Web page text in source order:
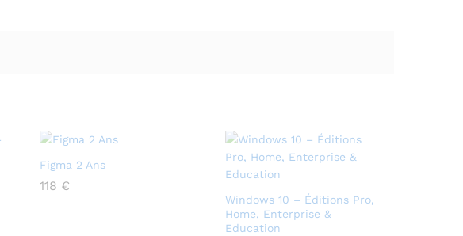
Figma 2 Ans
118 €
Windows 10 – Éditions Pro,
Home, Enterprise &
Education